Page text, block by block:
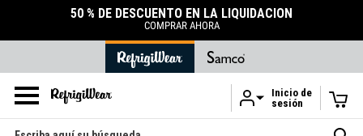
Ir al contenido principal
50 % DE DESCUENTO EN LA LIQUIDACIÓN
COMPRAR AHORA
Inicio de
sesión
Buscar